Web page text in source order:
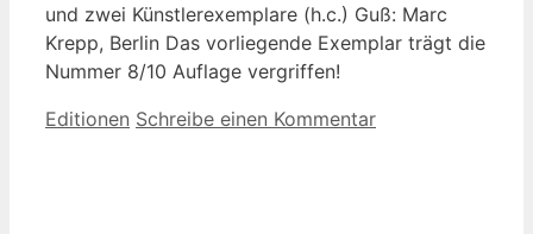
und zwei Künstlerexemplare (h.c.) Guß: Marc
Krepp, Berlin Das vorliegende Exemplar trägt die
Nummer 8/10 Auflage vergriffen!
Kategorien
Editionen Schreibe einen Kommentar